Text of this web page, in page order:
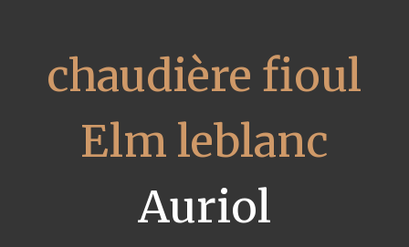
chaudière fioul
Elm leblanc
Auriol